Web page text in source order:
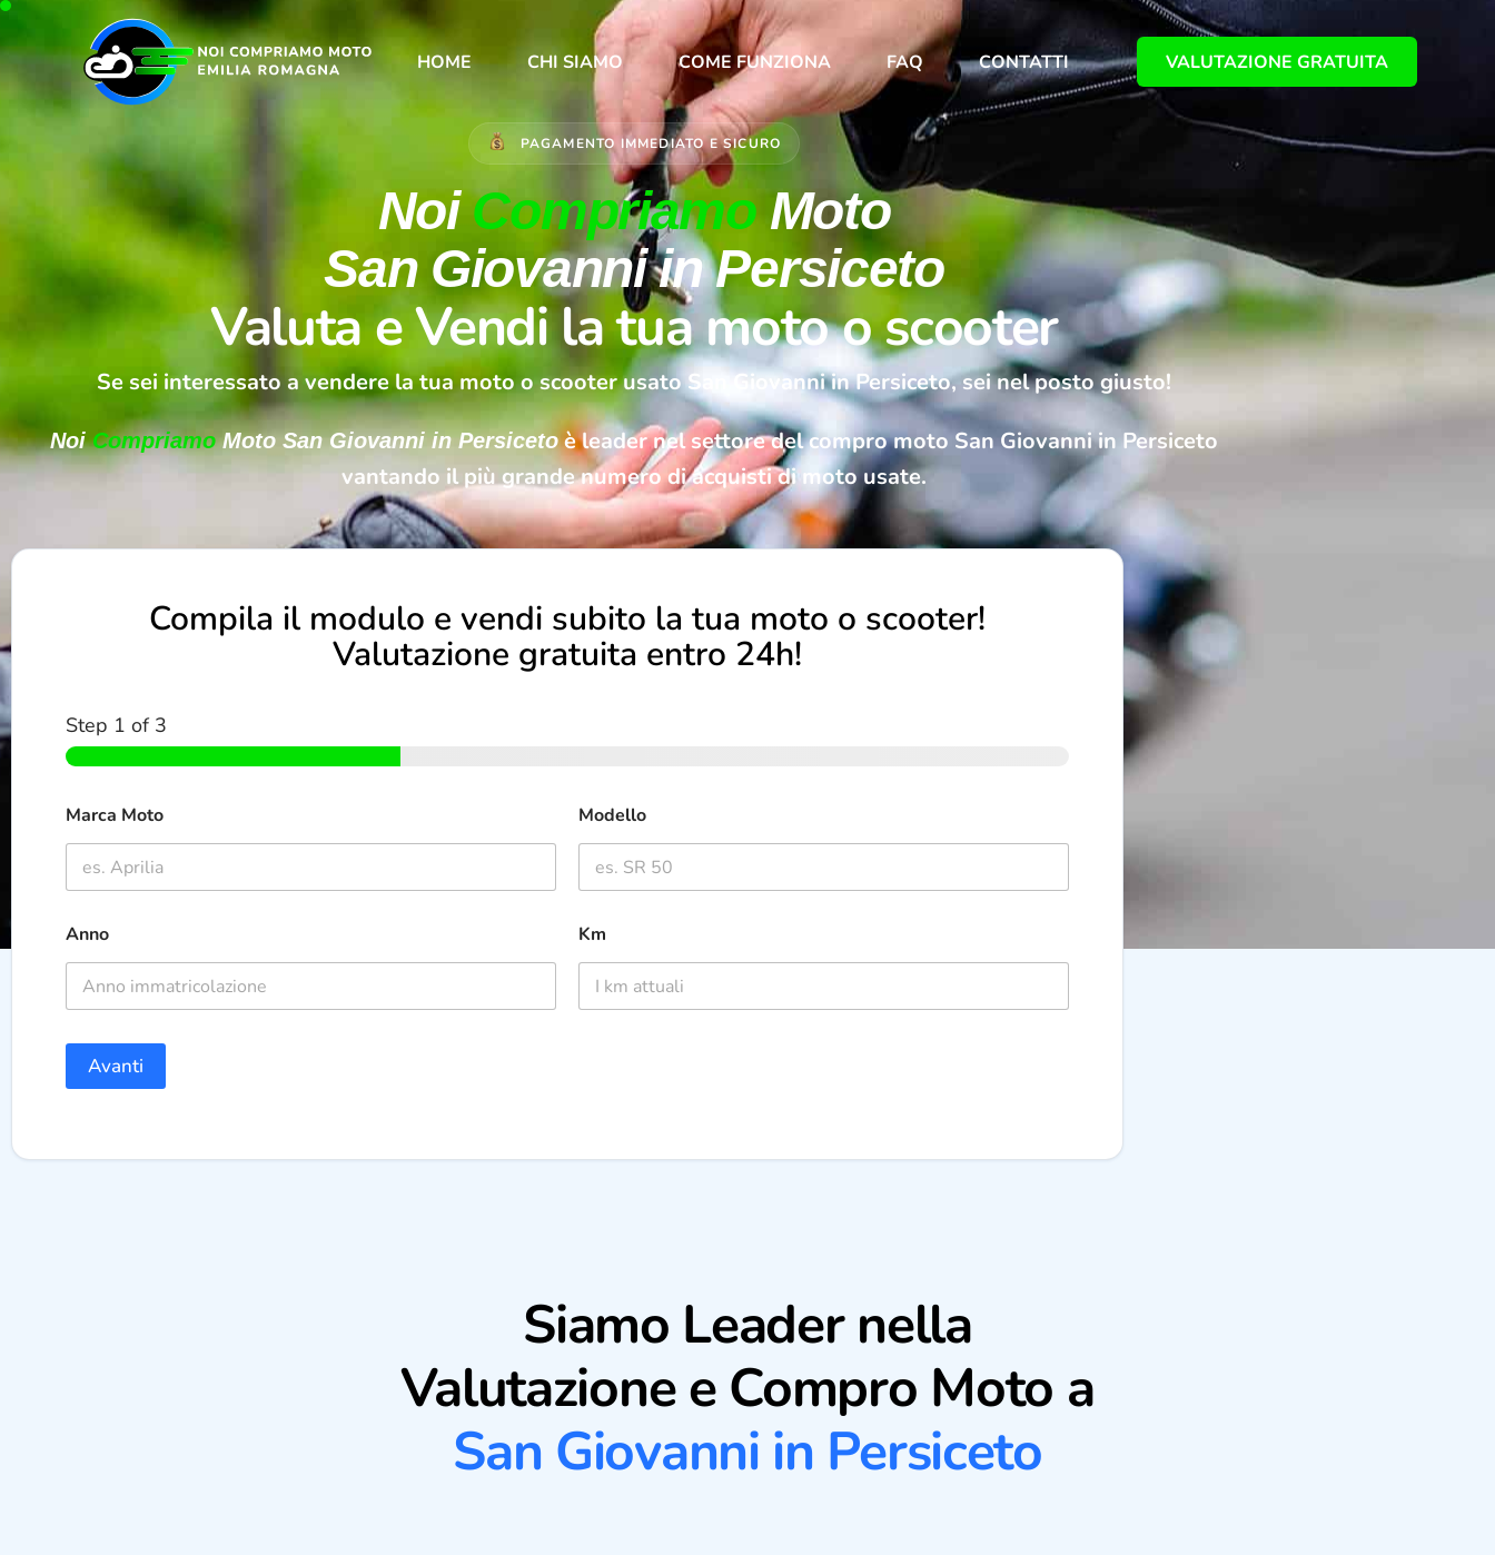
HOME CHI SIAMO COME FUNZIONA FAQ CONTATTI VALUTAZIONE GRATUITA
PAGAMENTO IMMEDIATO E SICURO
NoiCompriamoMoto
San Giovanni in Persiceto
Valuta e Vendi la tua moto o scooter
Se sei interessato a vendere la tua moto o scooter usato San Giovanni in Persiceto, sei nel posto giusto!
NoiCompriamoMoto San Giovanni in Persicetoè leader nel settore del compro moto San Giovanni in Persiceto
vantando il più grande numero di acquisti di moto usate.
Compila il modulo e vendi subito la tua moto o scooter!
Valutazione gratuita entro 24h!
Step 1 of 3
Marca Moto
Anno
Modello
Km
Avanti
Siamo Leader nella
Valutazione e Compro Moto a
San Giovanni in Persiceto